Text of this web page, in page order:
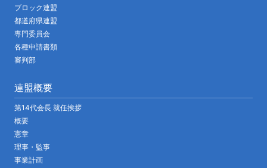
ブロック連盟
都道府県連盟
専門委員会
各種申請書類
審判部
連盟概要
第14代会長 就任挨拶
概要
憲章
理事・監事
事業計画